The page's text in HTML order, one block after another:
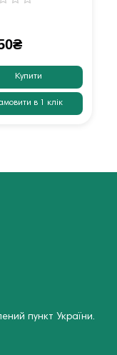
Купити
в 1 клік
пункт України.